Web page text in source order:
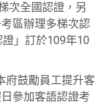
次全國認證，另
區辦理多梯次認
」訂於109年10
府鼓勵員工提升客
參加客語認證考